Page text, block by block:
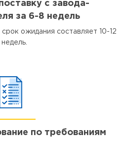
с завода-
за 6-8 недель
ожидания составляет 10-12
недель.
по требованиям